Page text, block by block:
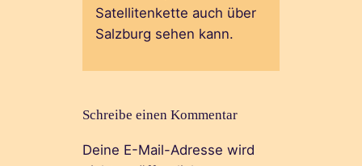
Satellitenkette auch über
Salzburg sehen kann.
Schreibe einen Kommentar
Deine E-Mail-Adresse wird